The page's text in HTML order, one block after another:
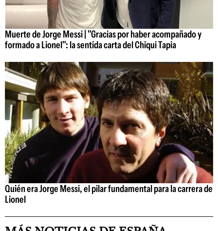
Muerte de Jorge Messi | "Gracias por haber acompañado y
formado a Lionel": la sentida carta del Chiqui Tapia
Quién era Jorge Messi, el pilar fundamental para la carrera de
Lionel